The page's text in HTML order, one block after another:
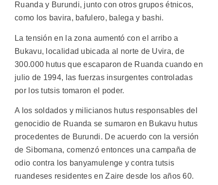
Ruanda y Burundi, junto con otros grupos étnicos,
como los bavira, bafulero, balega y bashi.
La tensión en la zona aumentó con el arribo a
Bukavu, localidad ubicada al norte de Uvira, de
300.000 hutus que escaparon de Ruanda cuando en
julio de 1994, las fuerzas insurgentes controladas
por los tutsis tomaron el poder.
A los soldados y milicianos hutus responsables del
genocidio de Ruanda se sumaron en Bukavu hutus
procedentes de Burundi. De acuerdo con la versión
de Sibomana, comenzó entonces una campaña de
odio contra los banyamulenge y contra tutsis
ruandeses residentes en Zaire desde los años 60.